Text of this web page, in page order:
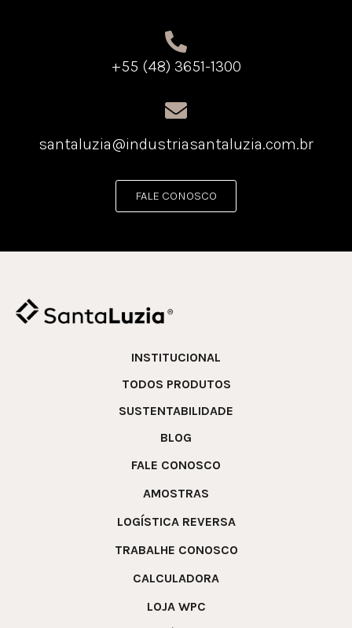
+55 (48) 3651-1300
santaluzia@industriasantaluzia.com.br
FALE CONOSCO
INSTITUCIONAL
TODOS PRODUTOS
SUSTENTABILIDADE
BLOG
FALE CONOSCO
AMOSTRAS
LOGÍSTICA REVERSA
TRABALHE CONOSCO
CALCULADORA
LOJA WPC